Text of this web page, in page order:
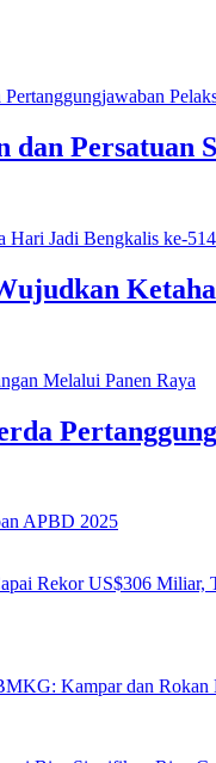
Persatuan
Kampar dan